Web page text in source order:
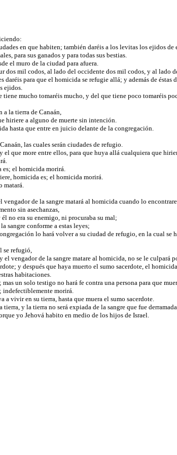
en que habiten; también daréis a los levitas los ejidos de
para sus ganados y para todas sus bestias.
el muro de la ciudad para afuera.
mil codos, al lado del occidente dos mil codos, y al lado
para que el homicida se refugie allá; y además de éstas
ejidos.
mucho tomaréis mucho, y del que tiene poco tomaréis
a la tierra de Canaán,
hiriere a alguno de muerte sin intención.
hasta que entre en juicio delante de la congregación.
las cuales serán ciudades de refugio.
que more entre ellos, para que huya allá cualquiera que
es; el homicida morirá.
homicida es; el homicida morirá.
matará.
de la sangre matará al homicida cuando lo
sin asechanzas,
no era su enemigo, ni procuraba su mal;
sangre conforme a estas leyes;
lo hará volver a su ciudad de refugio, en la cual
se refugió,
vengador de la sangre matare al homicida, no se le culpará
y después que haya muerto el sumo sacerdote, el
habitaciones.
un solo testigo no hará fe contra una persona para que
indefectiblemente morirá.
vivir en su tierra, hasta que muera el sumo sacerdote.
y la tierra no será expiada de la sangre que fue
yo Jehová habito en medio de los hijos de Israel.